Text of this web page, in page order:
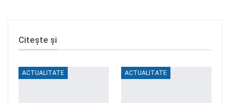
Citește și
ACTUALITATE ACTUALITATE